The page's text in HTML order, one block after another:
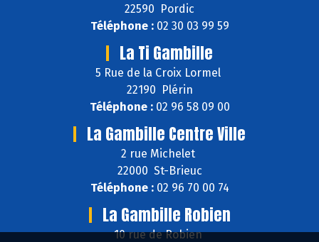
22590 Pordic
Téléphone :02 30 03 99 59
La Ti Gambille
5 Rue de la Croix Lormel
22190 Plérin
Téléphone :02 96 58 09 00
La Gambille Centre Ville
2 rue Michelet
22000 St-Brieuc
Téléphone :02 96 70 00 74
La Gambille Robien
10 rue de Robien